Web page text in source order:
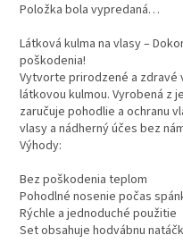
Položka bola vypredaná…
Látková kulma na vlasy –
poškodenia!
Vytvorte prirodzené a zdravé
látkovou kulmou. Vyrobená z
zaručuje pohodlie a ochranu
vlasy a nádherný účes bez
Výhody:
Bez poškodenia teplom
Pohodlné nosenie počas
Rýchle a jednoduché použitie
Set obsahuje hodvábnu